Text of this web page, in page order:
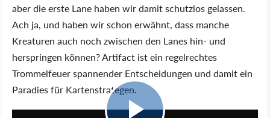
aber die erste Lane haben wir damit schutzlos gelassen.
Ach ja, und haben wir schon erwähnt, dass manche
Kreaturen auch noch zwischen den Lanes hin- und
herspringen können? Artifact ist ein regelrechtes
Trommelfeuer spannender Entscheidungen und damit ein
Paradies für Kartenstrategen.